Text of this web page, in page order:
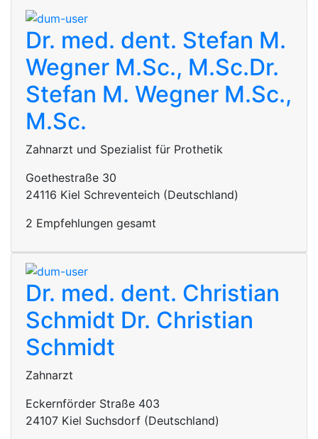
Dr. med. dent. Stefan M.
Wegner M.Sc., M.Sc.Dr.
Stefan M. Wegner M.Sc.,
M.Sc.
Zahnarzt und Spezialist für Prothetik
Goethestraße 30
24116 Kiel Schreventeich (Deutschland)
2 Empfehlungen gesamt
Dr. med. dent. Christian
Schmidt Dr. Christian
Schmidt
Zahnarzt
Eckernförder Straße 403
24107 Kiel Suchsdorf (Deutschland)